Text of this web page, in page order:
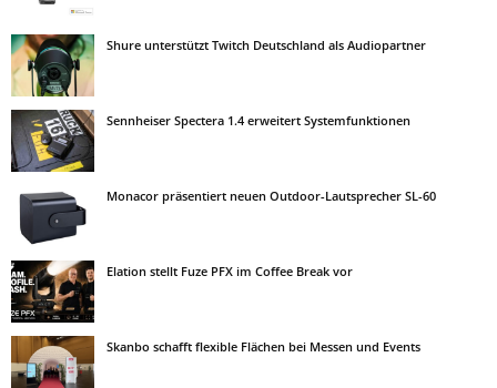
Shure unterstützt Twitch Deutschland als Audiopartner
Sennheiser Spectera 1.4 erweitert Systemfunktionen
Monacor präsentiert neuen Outdoor-Lautsprecher SL-60
Elation stellt Fuze PFX im Coffee Break vor
Skanbo schafft flexible Flächen bei Messen und Events